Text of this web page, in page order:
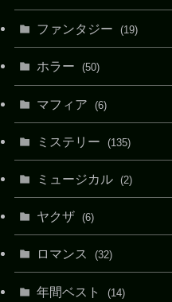
ファンタジー (19)
ホラー (50)
マフィア (6)
ミステリー (135)
ミュージカル (2)
ヤクザ (6)
ロマンス (32)
年間ベスト (14)